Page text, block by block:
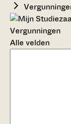
Vergunningen
Alle velden